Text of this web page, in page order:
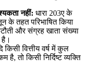
नहीं: धारा 203ए के
के तहत परिभाषित किया
और संग्रह खाता संख्या
किसी वित्तीय वर्ष में कुल
तो किसी निर्दिष्ट व्यक्ति